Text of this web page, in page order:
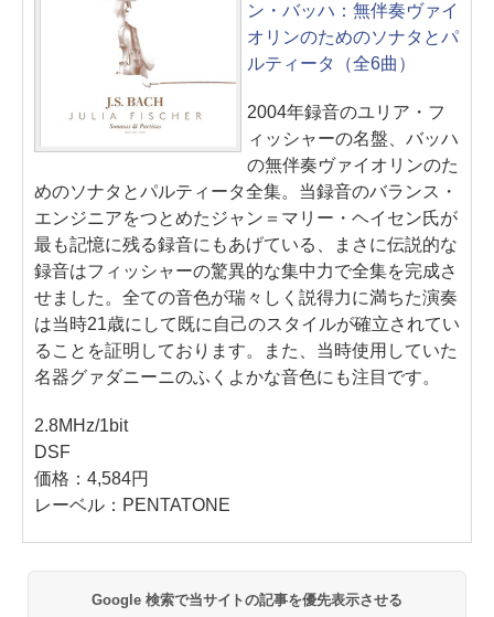
ン・バッハ：無伴奏ヴァイ
オリンのためのソナタとパ
ルティータ（全6曲）
2004年録音のユリア・フ
ィッシャーの名盤、バッハ
の無伴奏ヴァイオリンのた
めのソナタとパルティータ全集。当録音のバランス・
エンジニアをつとめたジャン＝マリー・ヘイセン氏が
最も記憶に残る録音にもあげている、まさに伝説的な
録音はフィッシャーの驚異的な集中力で全集を完成さ
せました。全ての音色が瑞々しく説得力に満ちた演奏
は当時21歳にして既に自己のスタイルが確立されてい
ることを証明しております。また、当時使用していた
名器グァダニーニのふくよかな音色にも注目です。
2.8MHz/1bit
DSF
価格：4,584円
レーベル：PENTATONE
Google 検索で当サイトの記事を優先表示させる